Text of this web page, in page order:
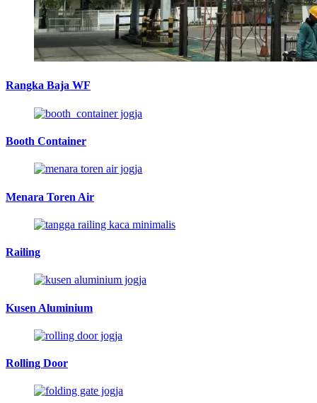
Rangka Baja WF
Booth Container
Menara Toren Air
Railing
Kusen Aluminium
Rolling Door